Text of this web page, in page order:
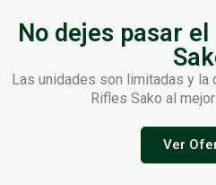
No dejes pasar
Las unidades son limitadas y la
Rifles Sako al
Ver